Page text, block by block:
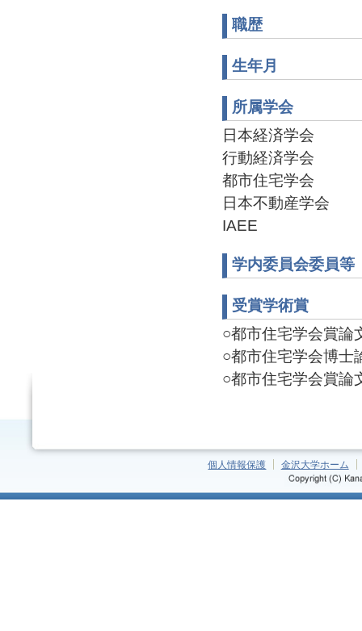
職歴
生年月
所属学会
日本経済学会
行動経済学会
都市住宅学会
日本不動産学会
IAEE
学内委員会委員等
受賞学術賞
○都市住宅学会賞論
○都市住宅学会博士
○都市住宅学会賞論
個人情報保護 金沢大学ホーム